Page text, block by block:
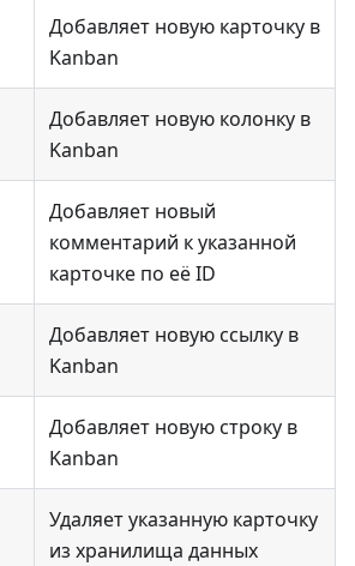
Добавляет новую карточку в
Kanban
Добавляет новую колонку в
Kanban
Добавляет новый
комментарий к указанной
карточке по её ID
Добавляет новую ссылку в
Kanban
Добавляет новую строку в
Kanban
Удаляет указанную карточку
из хранилища данных